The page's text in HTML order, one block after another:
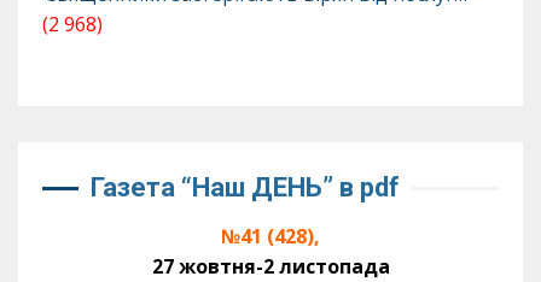
(2 968)
Газета “Наш ДЕНЬ” в pdf
№41 (428),
27 жовтня-2 листопада